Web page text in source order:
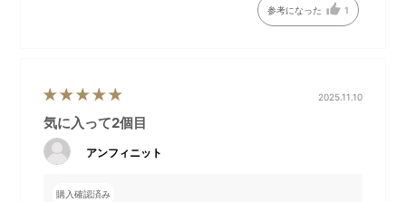
⑤本体天面のボタンを押すと
参考になった 1
2025.11.10
気に入って2個目
アンフィニット
購入確認済み